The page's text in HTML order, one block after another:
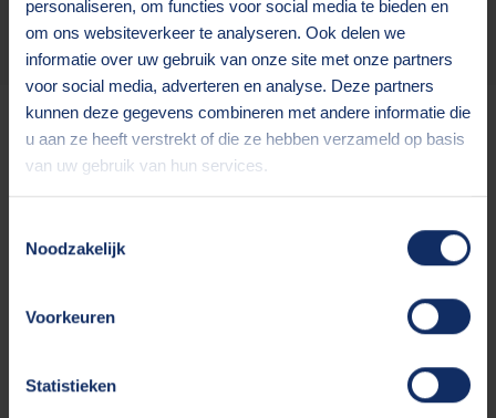
personaliseren, om functies voor social media te bieden en
om ons websiteverkeer te analyseren. Ook delen we
informatie over uw gebruik van onze site met onze partners
voor social media, adverteren en analyse. Deze partners
kunnen deze gegevens combineren met andere informatie die
u aan ze heeft verstrekt of die ze hebben verzameld op basis
van uw gebruik van hun services.
Noodzakelijk
Voorkeuren
Statistieken
maar hou de site goed in de gaten.